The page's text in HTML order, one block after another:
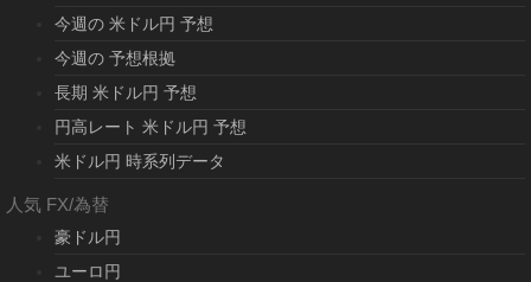
今週の 米ドル円 予想
今週の 予想根拠
長期 米ドル円 予想
円高レート 米ドル円 予想
米ドル円 時系列データ
人気 FX/為替
豪ドル円
ユーロ円